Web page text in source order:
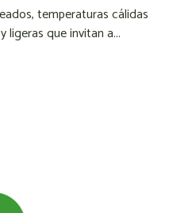
temperaturas cálidas
ligeras que invitan a...